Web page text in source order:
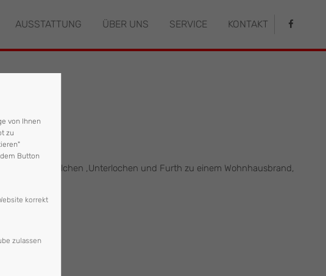
col3" existiert
Der Eintrag "offcanvas-col4" existiert
AUSSTATTUNG ÜBER UNS SERVICE KONTAKT
,Schalchen ,Unterlochen und Furth zu einem Wohnhausbrand,
von Ihnen
zu
Button
korrekt
zulassen